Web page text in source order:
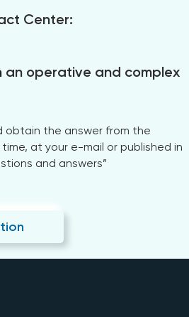
Center:
an operative and complex
obtain the answer from the
at your e-mail or published in
and answers”